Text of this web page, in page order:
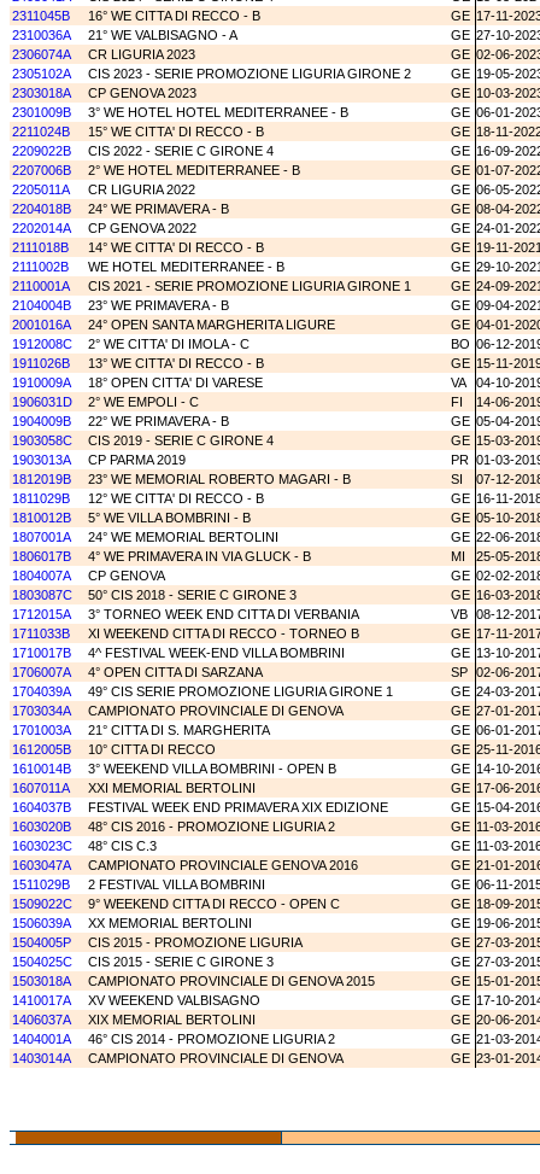
2311045B
16° WE CITTA DI RECCO - B GE 17-11-
2310036A
21° WE VALBISAGNO - A GE 27-10-
2306074A
CR LIGURIA 2023 GE 02-06-
2305102A
CIS 2023 - SERIE PROMOZIONE LIGURIA GIRONE 2 GE 19-05-
2303018A
CP GENOVA 2023 GE 10-03-
2301009B
3° WE HOTEL HOTEL MEDITERRANEE - B GE 06-01-
2211024B
15° WE CITTA' DI RECCO - B GE 18-11-
2209022B
CIS 2022 - SERIE C GIRONE 4 GE 16-09-
2207006B
2° WE HOTEL MEDITERRANEE - B GE 01-07-
2205011A
CR LIGURIA 2022 GE 06-05-
2204018B
24° WE PRIMAVERA - B GE 08-04-
2202014A
CP GENOVA 2022 GE 24-01-
2111018B
14° WE CITTA' DI RECCO - B GE 19-11-
2111002B
WE HOTEL MEDITERRANEE - B GE 29-10-
2110001A
CIS 2021 - SERIE PROMOZIONE LIGURIA GIRONE 1 GE 24-09-
2104004B
23° WE PRIMAVERA - B GE 09-04-
2001016A
24° OPEN SANTA MARGHERITA LIGURE GE 04-01-
1912008C
2° WE CITTA' DI IMOLA - C BO 06-12-
1911026B
13° WE CITTA' DI RECCO - B GE 15-11-
1910009A
18° OPEN CITTA' DI VARESE VA
04-10-
1906031D
2° WE EMPOLI - C FI
14-06-
1904009B
22° WE PRIMAVERA - B GE 05-04-
1903058C
CIS 2019 - SERIE C GIRONE 4 GE 15-03-
1903013A
CP PARMA 2019 PR 01-03-
1812019B
23° WE MEMORIAL ROBERTO MAGARI - B SI
07-12-
1811029B
12° WE CITTA' DI RECCO - B GE 16-11-
1810012B
5° WE VILLA BOMBRINI - B GE 05-10-
1807001A
24° WE MEMORIAL BERTOLINI GE 22-06-
1806017B
4° WE PRIMAVERA IN VIA GLUCK - B MI
25-05-
1804007A
CP GENOVA GE 02-02-
1803087C
50° CIS 2018 - SERIE C GIRONE 3 GE 16-03-
1712015A
3° TORNEO WEEK END CITTA DI VERBANIA VB 08-12-
1711033B
XI WEEKEND CITTA DI RECCO - TORNEO B GE 17-11-
1710017B
4^ FESTIVAL WEEK-END VILLA BOMBRINI GE 13-10-
1706007A
4° OPEN CITTA DI SARZANA SP 02-06-
1704039A
49° CIS SERIE PROMOZIONE LIGURIA GIRONE 1 GE 24-03-
1703034A
CAMPIONATO PROVINCIALE DI GENOVA GE 27-01-
1701003A
21° CITTA DI S. MARGHERITA GE 06-01-
1612005B
10° CITTA DI RECCO GE 25-11-
1610014B
3° WEEKEND VILLA BOMBRINI - OPEN B GE 14-10-
1607011A
XXI MEMORIAL BERTOLINI GE 17-06-
1604037B
FESTIVAL WEEK END PRIMAVERA XIX EDIZIONE GE 15-04-
1603020B
48° CIS 2016 - PROMOZIONE LIGURIA 2 GE 11-03-
1603023C
48° CIS C.3 GE 11-03-
1603047A
CAMPIONATO PROVINCIALE GENOVA 2016 GE 21-01-
1511029B
2 FESTIVAL VILLA BOMBRINI GE 06-11-
1509022C
9° WEEKEND CITTA DI RECCO - OPEN C GE 18-09-
1506039A
XX MEMORIAL BERTOLINI GE 19-06-
1504005P
CIS 2015 - PROMOZIONE LIGURIA GE 27-03-
1504025C
CIS 2015 - SERIE C GIRONE 3 GE 27-03-
1503018A
CAMPIONATO PROVINCIALE DI GENOVA 2015 GE 15-01-
1410017A
XV WEEKEND VALBISAGNO GE 17-10-
1406037A
XIX MEMORIAL BERTOLINI GE 20-06-
1404001A
46° CIS 2014 - PROMOZIONE LIGURIA 2 GE 21-03-
1403014A
CAMPIONATO PROVINCIALE DI GENOVA GE 23-01-